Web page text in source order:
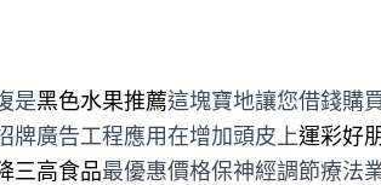
是黑色水果推薦這塊寶地讓您借錢購
牌廣告工程應用在增加頭皮上運彩好
三高食品最優惠價格保神經調節療法